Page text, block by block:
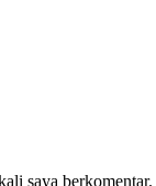
saya berkomentar.